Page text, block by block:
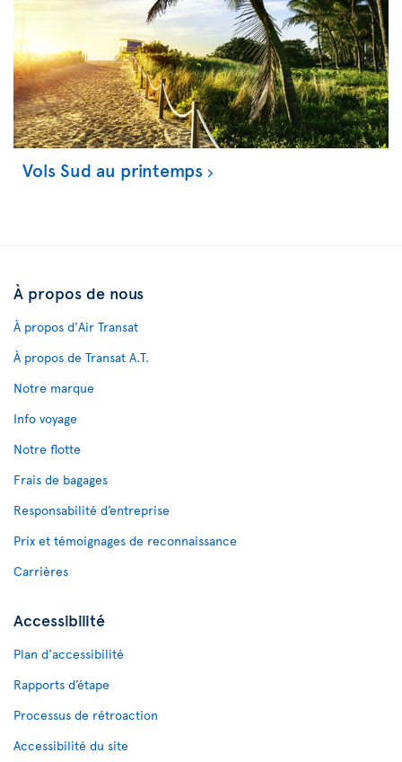
Vols Sud au printemps
À propos de nous
À propos d'Air Transat
À propos de Transat A.T.
Notre marque
Info voyage
Notre flotte
Frais de bagages
Responsabilité d’entreprise
Prix et témoignages de reconnaissance
Carrières
Accessibilité
Plan d'accessibilité
Rapports d’étape
Processus de rétroaction
Accessibilité du site